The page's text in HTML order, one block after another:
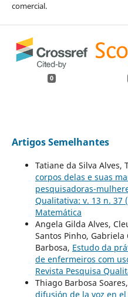
comercial.
0
Artigos Semelhantes
Tatiane da Silva Alves,
corpos delas e suas
pesquisadoras-
Qualitativa: v. 13 n. 37
Matemática
Angela Gilda Alves,
Santos Pinho,
Barbosa, Estudo da
de enfermeiros com
Revista Pesquisa
Thiago Barbosa Soares,
difusión de la voz en